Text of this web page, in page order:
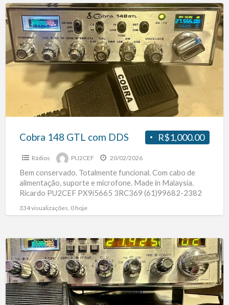
Cobra
148
GTL
com
DDS
R$1,000.00
Cobra 148 GTL com DDS
Rádios PU2CEF 20/02/2026
Bem conservado. Totalmente funcional. Com cabo de
alimentação, suporte e microfone. Made in Malaysia.
Ricardo PU2CEF PX9i5665 3RC369 (61)99682-2382
334 visualizações, 0 hoje
Voyager
VR9090